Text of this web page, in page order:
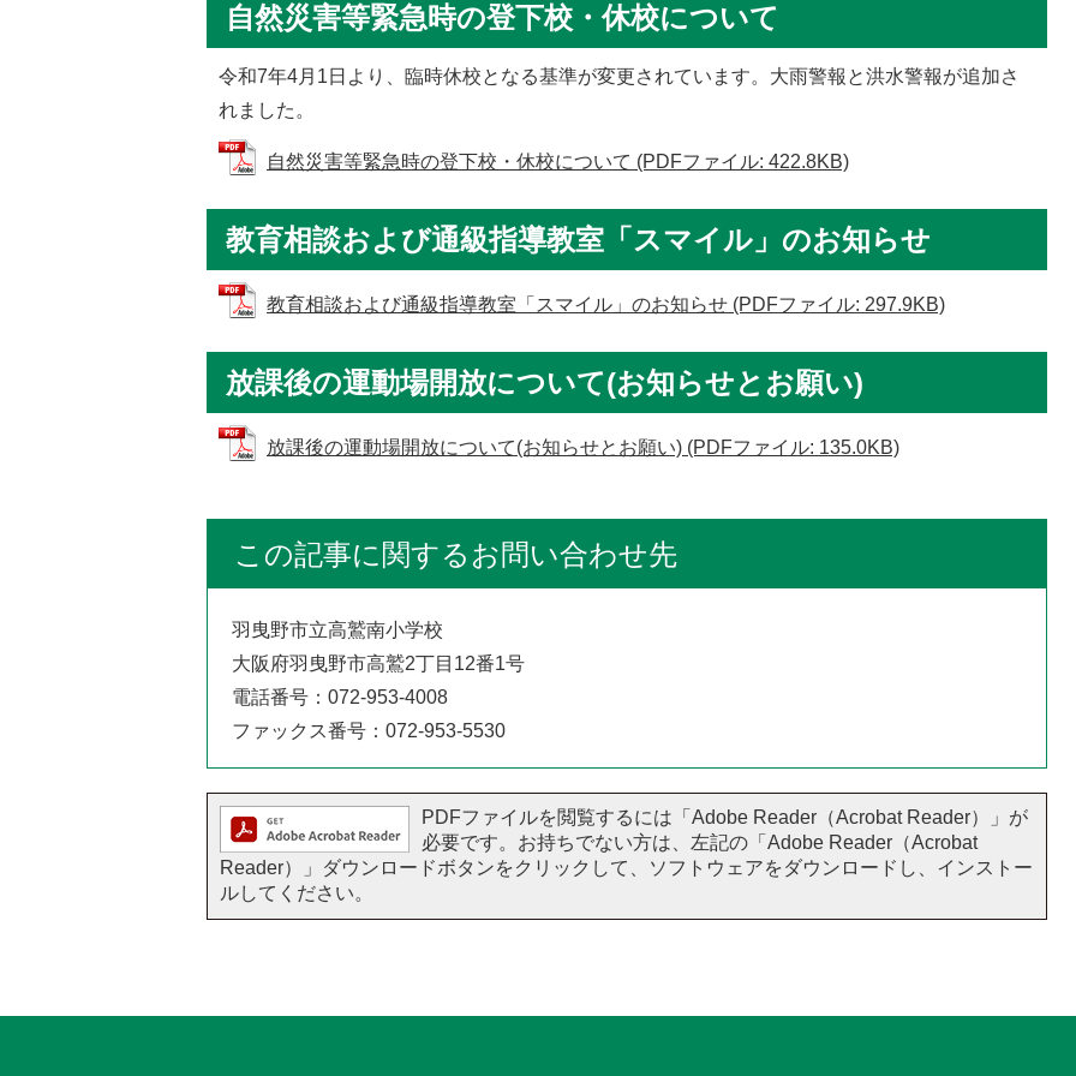
自然災害等緊急時の登下校・休校について
令和7年4月1日より、臨時休校となる基準が変更されています。大雨警報と洪水警報が追加さ
れました。
自然災害等緊急時の登下校・休校について (PDFファイル: 422.8KB)
教育相談および通級指導教室「スマイル」のお知らせ
教育相談および通級指導教室「スマイル」のお知らせ (PDFファイル: 297.9KB)
放課後の運動場開放について(お知らせとお願い)
放課後の運動場開放について(お知らせとお願い) (PDFファイル: 135.0KB)
この記事に関するお問い合わせ先
羽曳野市立高鷲南小学校
大阪府羽曳野市高鷲2丁目12番1号
電話番号：072-953-4008
ファックス番号：072-953-5530
PDFファイルを閲覧するには「Adobe Reader（Acrobat Reader）」が
必要です。お持ちでない方は、左記の「Adobe Reader（Acrobat
Reader）」ダウンロードボタンをクリックして、ソフトウェアをダウンロードし、インストー
ルしてください。